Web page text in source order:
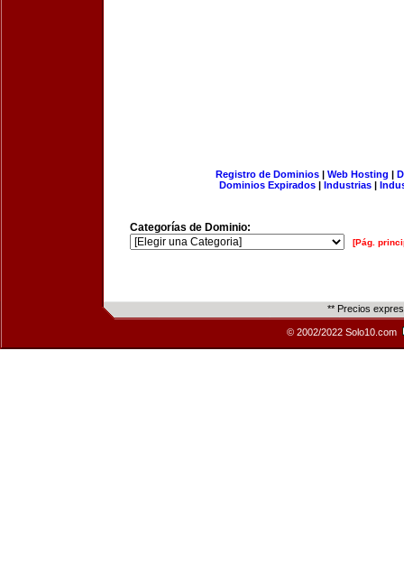
Registro de Dominios| Web Hosting |
Dominios Expirados | Industrias |
Categorías de Dominio:
[Pág.
** Precios
© 2002/2022 Solo10.com